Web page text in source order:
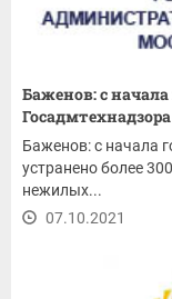
Баженов: с
Баженов: с начала
устранено более
нежилых...
07.10.2021